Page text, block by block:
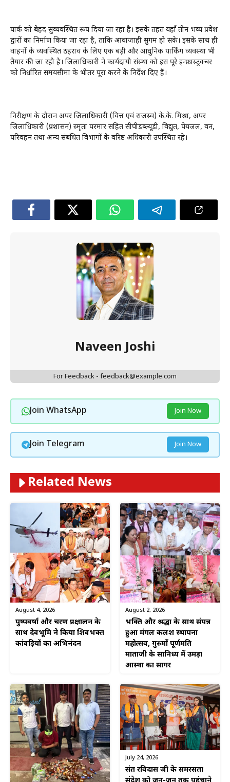
पार्क को बेहद सुव्यवस्थित रूप दिया जा रहा है। इसके तहत यहाँ तीन भव्य प्रवेश
द्वारों का निर्माण किया जा रहा है, ताकि आवाजाही सुगम हो सके। इसके साथ ही
वाहनों के व्यवस्थित ठहराव के लिए एक बड़ी और आधुनिक पार्किंग व्यवस्था भी
तैयार की जा रही है। जिलाधिकारी ने कार्यदायी संस्था को इस पूरे इन्फ्रास्ट्रक्चर
को निर्धारित समयसीमा के भीतर पूरा करने के निर्देश दिए हैं।
निरीक्षण के दौरान अपर जिलाधिकारी (वित्त एवं राजस्व) के.के. मिश्रा, अपर
जिलाधिकारी (प्रशासन) स्मृता परमार सहित सीपीडब्ल्यूडी, विद्युत, पेयजल, वन,
परिवहन तथा अन्य संबंधित विभागों के वरिष्ठ अधिकारी उपस्थित रहे।
Naveen Joshi
For Feedback - feedback@example.com
Join WhatsApp Join Now
Join Telegram Join Now
Related News
August 4, 2026
पुष्पवर्षा और चरण प्रक्षालन के
साथ देवभूमि ने किया शिवभक्त
कांवड़ियों का अभिनंदन
August 2, 2026
भक्ति और श्रद्धा के साथ संपन्न
हुआ मंगल कलश स्थापना
महोत्सव, गुरुमाँ पूर्णमति
माताजी के सानिध्य में उमड़ा
आस्था का सागर
July 24, 2026
संत रविदास जी के समरसता